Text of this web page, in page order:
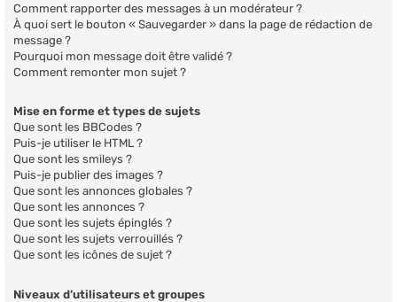
Comment rapporter des messages à un modérateur ?
À quoi sert le bouton « Sauvegarder » dans la page de rédaction de
message ?
Pourquoi mon message doit être validé ?
Comment remonter mon sujet ?
Mise en forme et types de sujets
Que sont les BBCodes ?
Puis-je utiliser le HTML ?
Que sont les smileys ?
Puis-je publier des images ?
Que sont les annonces globales ?
Que sont les annonces ?
Que sont les sujets épinglés ?
Que sont les sujets verrouillés ?
Que sont les icônes de sujet ?
Niveaux d’utilisateurs et groupes